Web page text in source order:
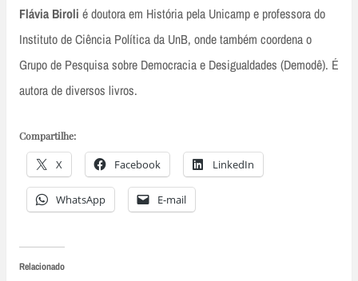
Flávia Biroli é doutora em História pela Unicamp e professora do
Instituto de Ciência Política da UnB, onde também coordena o
Grupo de Pesquisa sobre Democracia e Desigualdades (Demodê). É
autora de diversos livros.
Compartilhe:
X Facebook LinkedIn
WhatsApp E-mail
Relacionado